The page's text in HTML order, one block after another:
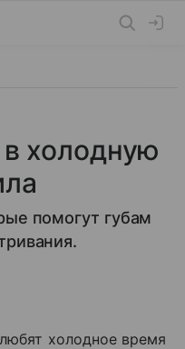
холодную
помогут губам
холодное время